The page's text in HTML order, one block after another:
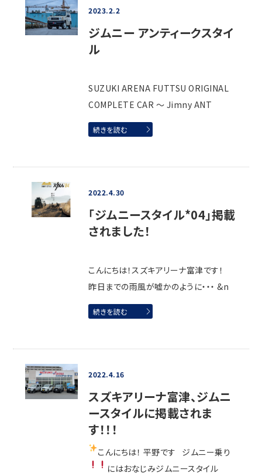
2023.2.2
ジムニー アンティークスタイ
ル
SUZUKI ARENA FUTTSU ORIGINAL
COMPLETE CAR ～ Jimny ANT
続きを読む
2022.4.30
「ジムニースタイル*04」掲載
されました！
こんにちは！スズキアリーナ富津です！
昨日までの雨風が嘘かのように・・・ &n
続きを読む
2022.4.16
スズキアリーナ富津、ジムニ
ースタイルに掲載されま
す！！！
こんにちは！ 平野です ジムニー乗り
にはおなじみジムニースタイル